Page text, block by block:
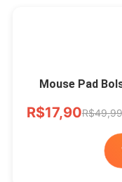
Mouse Pad
R$17,90R$49,99